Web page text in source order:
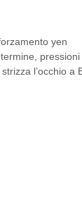
yen
l’occhio a